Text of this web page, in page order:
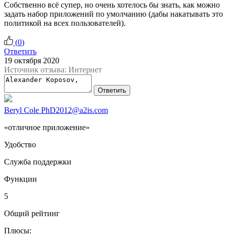
Собственно всё супер, но очень хотелось бы знать, как можно
задать набор приложений по умолчанию (дабы накатывать это
политикой на всех пользователей).
(0)
Ответить
19 октября 2020
Источник отзыва: Интернет
Ответить
Beryl Cole PhD2012@a2is.com
«отличное приложение»
Удобство
Служба поддержки
Функции
5
Общий рейтинг
Плюсы: